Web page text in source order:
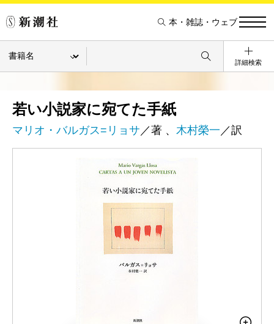
本・雑誌・ウェブ
詳細検索
若い小説家に宛てた手紙
マリオ・バルガス=リョサ ／著 、 木村榮一 ／訳